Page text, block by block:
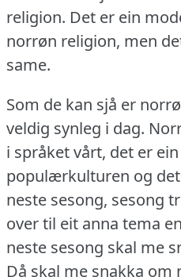
religion. Det er ein
norrøn religion, men
same.
Som de kan sjå er
veldig synleg i dag.
i språket vårt, det er
populærkulturen og
neste sesong, sesong
over til eit anna tema
neste sesong skal me
Då skal me snakka om